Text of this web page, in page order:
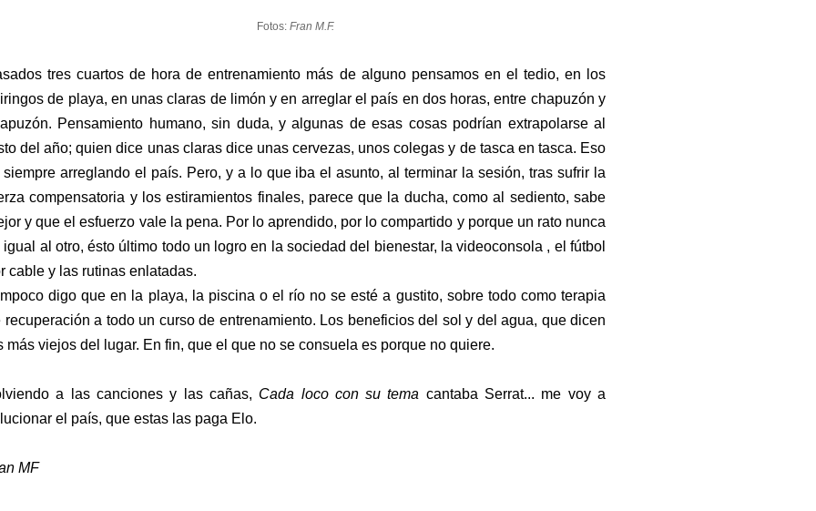
Fotos: Fran M.F.
tres cuartos de hora de entrenamiento más de alguno pensamos en el tedio, en los
de playa, en unas claras de limón y en arreglar el país en dos horas, entre chapuzón y
Pensamiento humano, sin duda, y algunas de esas cosas podrían extrapolarse al
del año; quien dice unas claras dice unas cervezas, unos colegas y de tasca en tasca. Eso
siempre arreglando el país. Pero, y a lo que iba el asunto, al terminar la sesión, tras sufrir la
compensatoria y los estiramientos finales, parece que la ducha, como al sediento, sabe
y que el esfuerzo vale la pena. Por lo aprendido, por lo compartido y porque un rato nunca
igual al otro, ésto último todo un logro en la sociedad del bienestar, la videoconsola , el fútbol
cable y las rutinas enlatadas.
digo que en la playa, la piscina o el río no se esté a gustito, sobre todo como terapia
recuperación a todo un curso de entrenamiento. Los beneficios del sol y del agua, que dicen
más viejos del lugar. En fin, que el que no se consuela es porque no quiere.
a las canciones y las cañas, Cada loco con su tema cantaba Serrat... me voy a
el país, que estas las paga Elo.
MF